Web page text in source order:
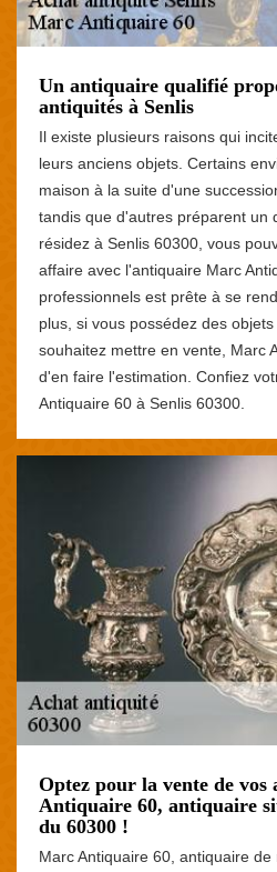
Un antiquaire qualifié
antiquités à Senlis
Il existe plusieurs raisons qui
leurs anciens objets. Certains
maison à la suite d'une
tandis que d'autres préparent un
résidez à Senlis 60300, vous
affaire avec l'antiquaire Marc
professionnels est prête à se
plus, si vous possédez des
souhaitez mettre en vente, Marc
d'en faire l'estimation. Confiez
Antiquaire 60 à Senlis 60300.
Optez pour la vente de
Antiquaire 60, antiquaire
du 60300 !
Marc Antiquaire 60, antiquaire